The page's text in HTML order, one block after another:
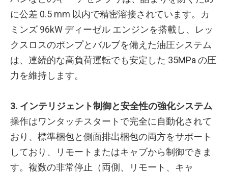
に公差 0.5 mm 以内で精密溶接されています。カ
ミンズ 96kW ディーゼル エンジンを搭載し、レッ
クスロスのポンプとバルブを備えた油圧システム
は、連続的な高負荷運転でも安定した 35MPa の圧
力を維持します。
3. インテリジェント制御と安全性の強化システム
操作はワンタッチスタートで完全に自動化されて
おり、標準梱包と側面排出梱包の両方をサポート
しており、リモートまたはキャブから制御できま
す。複数の非常停止（両側、リモート、キャ